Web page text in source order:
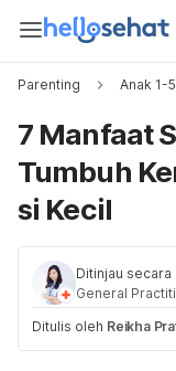
Parenting Anak 1-
7 Manfaat
Tumbuh
si Kecil
Ditinjau
General
Ditulis oleh Reikha